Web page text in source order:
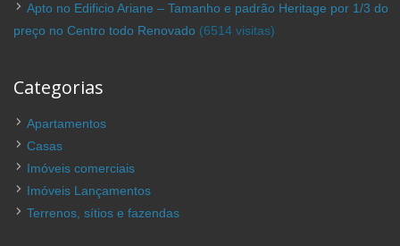
Apto no Edificio Ariane – Tamanho e padrão Heritage por 1/3 do
preço no Centro todo Renovado (6514 visitas)
Categorias
Apartamentos
Casas
Imóveis comerciais
Imóveis Lançamentos
Terrenos, sítios e fazendas